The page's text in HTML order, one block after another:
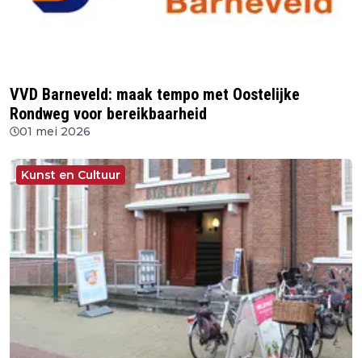
VVD Barneveld: maak tempo met Oostelijke
Rondweg voor bereikbaarheid
01 mei 2026
Kunst en Cultuur